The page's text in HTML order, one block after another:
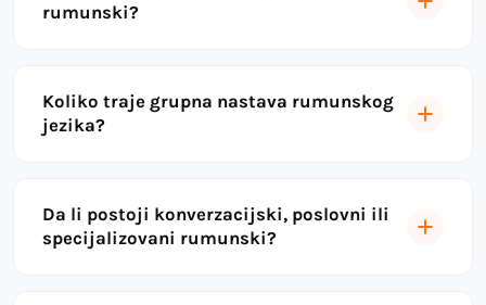
rumunski?
Koliko traje grupna nastava rumunskog
jezika?
Da li postoji konverzacijski, poslovni ili
specijalizovani rumunski?